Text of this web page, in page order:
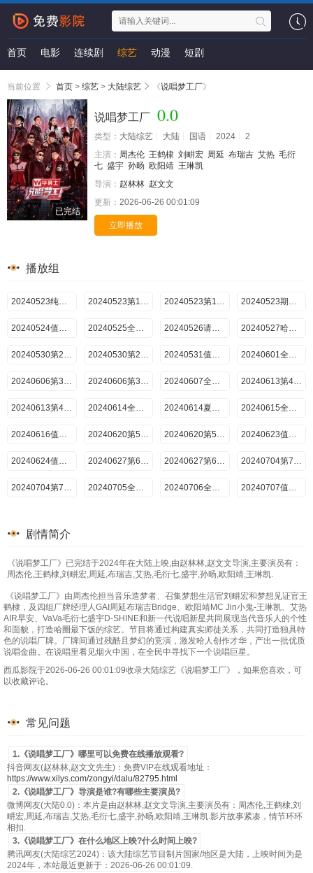
首页 电影 连续剧 综艺 动漫 短剧
当前位置 首页 > 综艺 > 大陆综艺 《说唱梦工厂》
已完结
说唱梦工厂 0.0
类型： 大陆综艺 大陆 国语 2024
2
主演： 周杰伦 王鹤棣 刘畊宏 周延 布瑞吉 艾热 毛衍
七 盛宇 孙旸 欧阳靖 王琳凯
导演： 赵林林 赵文文
更新： 2026-06-26 00:01:09
立即播放
播放组
20240523纯享版 20240523第1期上 20240523第1期下 20240523期尝鲜版
20240524值班日记 20240525全记录 20240526请开麦 20240527哈人密室
20240530第2期上 20240530第2期下 20240531值班日记 20240601全记录
20240606第3期上 20240606第3期下 20240607全记录 20240613第4期上
20240613第4期下 20240614全记录 20240614夏日燥梦live现场 20240615全记录
20240616值班日记 20240620第5期上 20240620第5期下 20240623值班日记
20240624值班日记 20240627第6期上 20240627第6期下 20240704第7期上
20240704第7期下 20240705全记录 20240706全记录 20240707值班日记
20240713全记录
20240718第9期下 20240719全记录 20240720全纪录 20240721值班日记
20240722值班日记 20240725第10期上 20240725第10期下 20240726全记录
20240727全记录 20240728值班日记 20240729值班日记 20240801第11期上
20240801第11期下 20240802全纪录 20240803全记录 20240804值班日记
20240809纯享版 20240809上 20240809下
剧情简介
《说唱梦工厂》已完结于2024年在大陆上映,由赵林林,赵文文导演,主要演员有：
周杰伦,王鹤棣,刘畊宏,周延,布瑞吉,艾热,毛衍七,盛宇,孙旸,欧阳靖,王琳凯.
《说唱梦工厂》由周杰伦担当音乐造梦者、召集梦想生活官刘畊宏和梦想见证官王
鹤棣，及四组厂牌经理人GAI周延布瑞吉Bridge、欧阳靖MC Jin小鬼-王琳凯、艾热
AIR早安、VaVa毛衍七盛宇D-SHINE和新一代说唱新星共同展现当代音乐人的个性
和面貌，打造哈圈最下饭的综艺。节目将通过构建真实师徒关系，共同打造独具特
色的说唱厂牌。厂牌间通过残酷且梦幻的竞演，激发哈人创作才华，产出一批优质
说唱金曲。在说唱里看见烟火中国，在全民中寻找下一个说唱巨星。
西瓜影院于2026-06-26 00:01:09收录大陆综艺《说唱梦工厂》，如果您喜欢，可
以收藏评论。
常见问题
1.《说唱梦工厂》哪里可以免费在线播放观看?
抖音网友(赵林林,赵文文先生)：免费VIP在线观看地址：
https://www.xilys.com/zongyi/dalu/82795.html
2.《说唱梦工厂》导演是谁?有哪些主要演员?
微博网友(大陆0.0)：本片是由赵林林,赵文文导演,主要演员有：周杰伦,王鹤棣,刘
畊宏,周延,布瑞吉,艾热,毛衍七,盛宇,孙旸,欧阳靖,王琳凯.影片故事紧凑，情节环环
相扣.
3.《说唱梦工厂》在什么地区上映?什么时间上映?
腾讯网友(大陆综艺2024)：该大陆综艺节目制片国家/地区是大陆，上映时间为是
2024年，本站最近更新于：2026-06-26 00:01:09.